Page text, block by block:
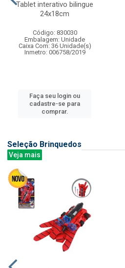
Tablet interativo bilingue
24x18cm
Código: 830030
Embalagem: Unidade
Caixa Com: 36 Unidade(s)
Inmetro: 006758/2019
Faça seu login ou
cadastre-se para
comprar.
Seleção Brinquedos
Veja mais